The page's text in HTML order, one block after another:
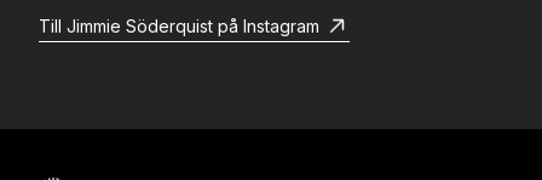
Till Jimmie Söderquist på Instagram